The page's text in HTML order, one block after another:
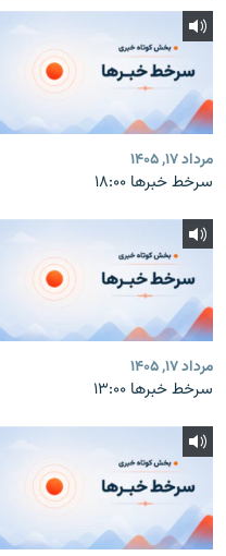
مرداد ۱۷, ۱۴۰۵
سرخط خبرها ۱۸:۰۰
مرداد ۱۷, ۱۴۰۵
سرخط خبرها ۱۳:۰۰